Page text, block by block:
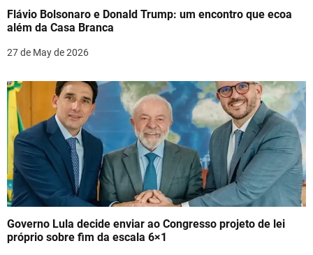
Flávio Bolsonaro e Donald Trump: um encontro que ecoa
além da Casa Branca
27 de May de 2026
Governo Lula decide enviar ao Congresso projeto de lei
próprio sobre fim da escala 6×1